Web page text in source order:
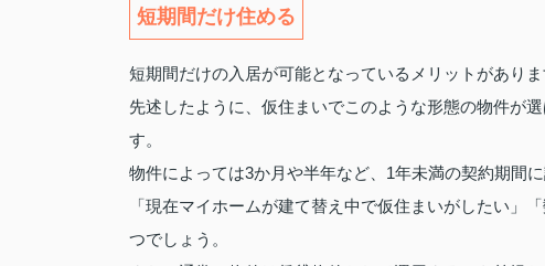
短期間だけ住める
短期間だけの入居が可能となっているメリットがありま
先述したように、仮住まいでこのような形態の物件が
す。
物件によっては3か月や半年など、1年未満の契約期間
「現在マイホームが建て替え中で仮住まいがしたい」
つでしょう。